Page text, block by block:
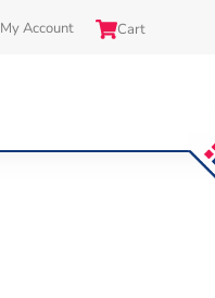
My Account Cart